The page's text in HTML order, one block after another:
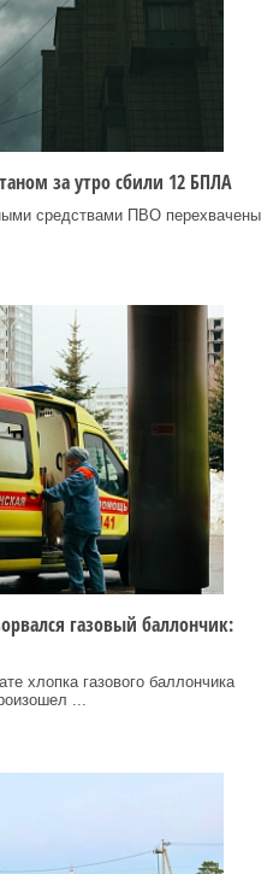
за утро сбили 12 БПЛА
средствами ПВО перехвачены
газовый баллончик:
хлопка газового баллончика
...